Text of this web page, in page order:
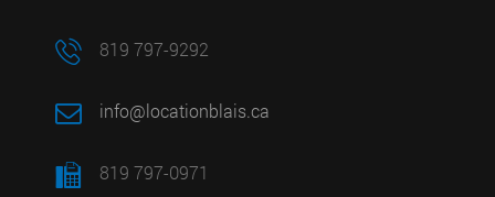
819 797-9292
info@locationblais.ca
819 797-0971